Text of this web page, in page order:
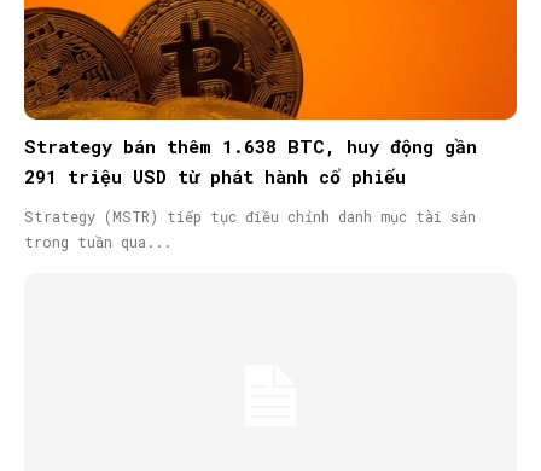
Strategy bán thêm 1.638 BTC, huy động gần
291 triệu USD từ phát hành cổ phiếu
Strategy (MSTR) tiếp tục điều chỉnh danh mục tài sản
trong tuần qua...